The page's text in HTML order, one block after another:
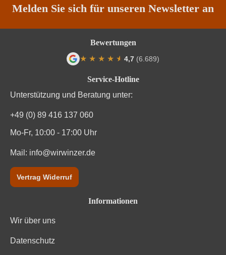
Säuregehalt in g/L
Traubenfarbe Rot
Melden Sie sich für unseren Newsletter an
Service-Hotline
Unterstützung und Beratung unter:
+49 (0) 89 416 137 060
Mo-Fr, 10:00 - 17:00 Uhr
Mail: info@wirwinzer.de
Vertrag Widerruf
Informationen
Wir über uns
Datenschutz
Bewertungen
★ ★ ★ ★ ★
★ 4,7 (6.689)